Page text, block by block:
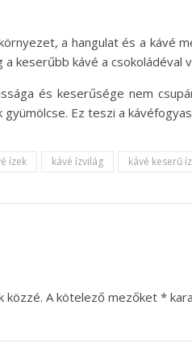
a hangulat és a kávé
keserűbb kávé a
és keserűsége nem
Ez teszi a
ízek kávé ízvilág kávé keserű íz
közzé. A kötelező mezőket *